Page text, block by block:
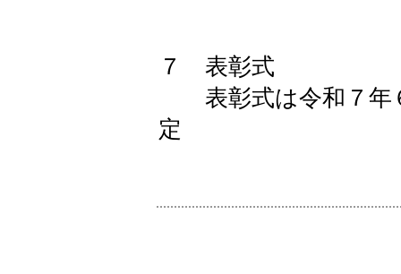
７ 表彰式
表彰式は令和７年
定